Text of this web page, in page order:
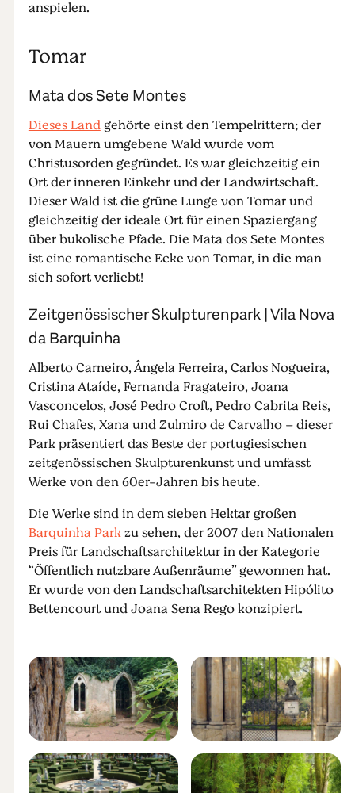
anspielen.
Tomar
Mata dos Sete Montes
Dieses Landgehörte einst den Tempelrittern; der
von Mauern umgebene Wald wurde vom
Christusorden gegründet. Es war gleichzeitig ein
Ort der inneren Einkehr und der Landwirtschaft.
Dieser Wald ist die grüne Lunge von Tomar und
gleichzeitig der ideale Ort für einen Spaziergang
über bukolische Pfade. Die Mata dos Sete Montes
ist eine romantische Ecke von Tomar, in die man
sich sofort verliebt!
Zeitgenössischer Skulpturenpark | Vila Nova
da Barquinha
Alberto Carneiro, Ângela Ferreira, Carlos Nogueira,
Cristina Ataíde, Fernanda Fragateiro, Joana
Vasconcelos, José Pedro Croft, Pedro Cabrita Reis,
Rui Chafes, Xana und Zulmiro de Carvalho – dieser
Park präsentiert das Beste der portugiesischen
zeitgenössischen Skulpturenkunst und umfasst
Werke von den 60er-Jahren bis heute.
Die Werke sind in dem sieben Hektar großen
Barquinha Parkzu sehen, der 2007 den Nationalen
Preis für Landschaftsarchitektur in der Kategorie
“Öffentlich nutzbare Außenräume” gewonnen hat.
Er wurde von den Landschaftsarchitekten Hipólito
Bettencourt und Joana Sena Rego konzipiert.